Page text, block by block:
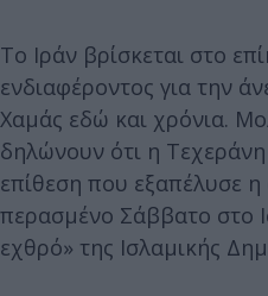
Το Ιράν βρίσκεται στο
ενδιαφέροντος για την
Χαμάς εδώ και χρόνια.
δηλώνουν ότι η
επίθεση που εξαπέλυσε
περασμένο Σάββατο στο
εχθρό» της Ισλαμικής